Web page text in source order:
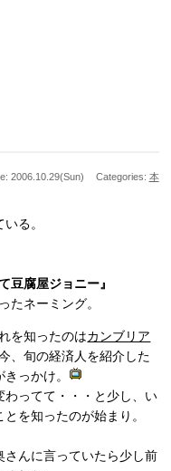
2006.10.29(Sun) Categories: 本
る。
豆腐屋ジョニー』
たネーミング。
を知ったのはカンブリア
、旬の経済人を紹介した
っかけ。
ってて・・・と少し、い
を知ったのが始まり。
さんに言っていたら少し前